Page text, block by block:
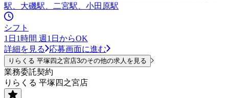
駅、大磯駅、二宮駅、小田原駅
シフト
1日1時間 週1日からOK
詳細を見る
応募画面に進む
りらくる 平塚四之宮店3のその他の求人を見る
業務委託契約
りらくる 平塚四之宮店